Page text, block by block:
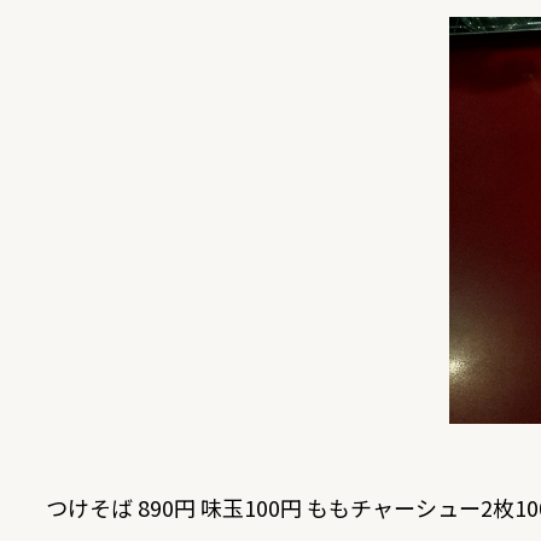
つけそば 890円 味玉100円 ももチャーシュー2枚